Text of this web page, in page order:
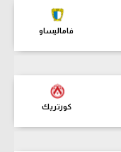
فاماليساو
كورتريك